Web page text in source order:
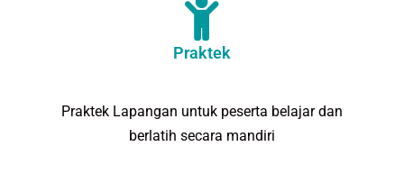
Praktek
Praktek Lapangan untuk peserta belajar dan
berlatih secara mandiri